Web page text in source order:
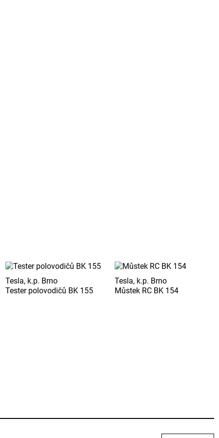
Tesla, k.p. Brno
Tester polovodičů BK 155
Tesla, k.p. Brno
Můstek RC BK 154